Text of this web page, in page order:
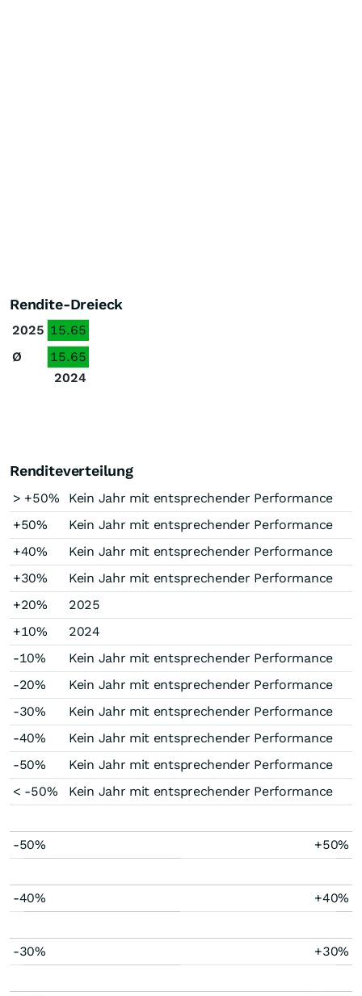
Rendite-Dreieck
2025 15.65
Ø
15.65
2024
Renditeverteilung
> +50%
Kein Jahr mit entsprechender Performance
+50%
Kein Jahr mit entsprechender Performance
+40%
Kein Jahr mit entsprechender Performance
+30%
Kein Jahr mit entsprechender Performance
+20%
2025
+10%
2024
-10%
Kein Jahr mit entsprechender Performance
-20%
Kein Jahr mit entsprechender Performance
-30%
Kein Jahr mit entsprechender Performance
-40%
Kein Jahr mit entsprechender Performance
-50%
Kein Jahr mit entsprechender Performance
< -50%
Kein Jahr mit entsprechender Performance
-50% +50%
-40% +40%
-30% +30%